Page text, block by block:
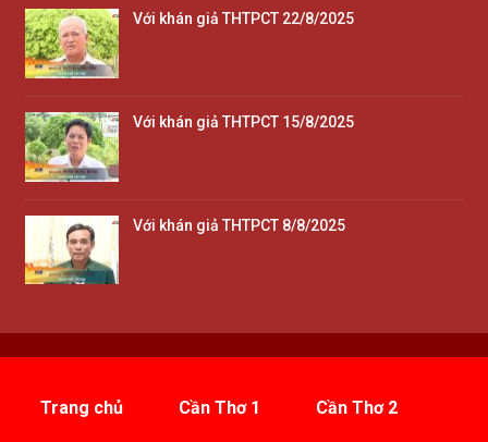
Với khán giả THTPCT 22/8/2025
Với khán giả THTPCT 15/8/2025
Với khán giả THTPCT 8/8/2025
Trang chủ Cần Thơ 1 Cần Thơ 2